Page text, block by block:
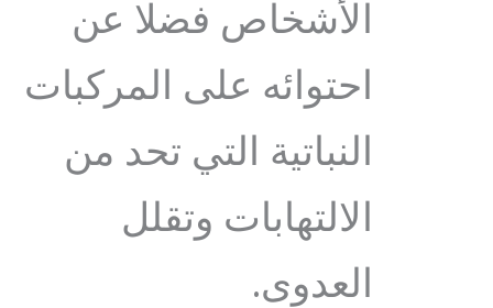
الأشخاص فضلا عن
احتوائه على المركبات
النباتية التي تحد من
الالتهابات وتقلل
العدوى.